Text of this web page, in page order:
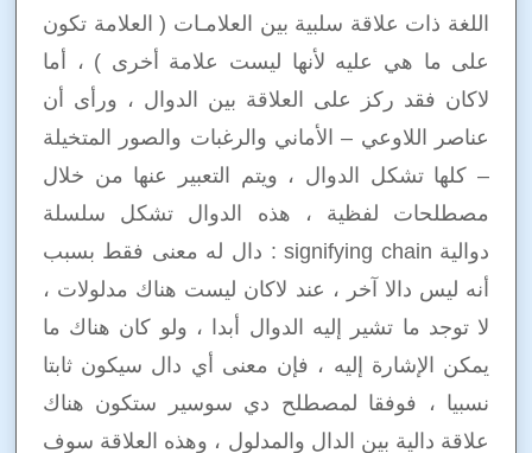
اللغة ذات علاقة سلبية بين العلامـات ( العلامة تكون
على ما هي عليه لأنها ليست علامة أخرى ) ، أما
لاكان فقد ركز على العلاقة بين الدوال ، ورأى أن
عناصر اللاوعي – الأماني والرغبات والصور المتخيلة
– كلها تشكل الدوال ، ويتم التعبير عنها من خلال
مصطلحات لفظية ، هذه الدوال تشكل سلسلة
دوالية signifying chain : دال له معنى فقط بسبب
أنه ليس دالا آخر ، عند لاكان ليست هناك مدلولات ،
لا توجد ما تشير إليه الدوال أبدا ، ولو كان هناك ما
يمكن الإشارة إليه ، فإن معنى أي دال سيكون ثابتا
نسبيا ، فوفقا لمصطلح دي سوسير ستكون هناك
علاقة دالية بين الدال والمدلول ، وهذه العلاقة سوف